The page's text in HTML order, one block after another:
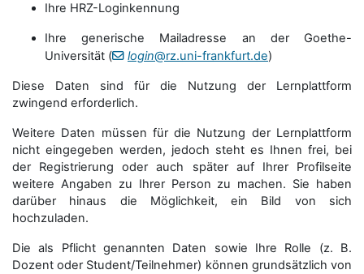
Ihre HRZ-Loginkennung
Ihre generische Mailadresse an der Goethe-
Universität (
login@rz.uni-frankfurt.de)
Diese Daten sind für die Nutzung der Lernplattform
zwingend erforderlich.
Weitere Daten müssen für die Nutzung der Lernplattform
nicht eingegeben werden, jedoch steht es Ihnen frei, bei
der Registrierung oder auch später auf Ihrer Profilseite
weitere Angaben zu Ihrer Person zu machen. Sie haben
darüber hinaus die Möglichkeit, ein Bild von sich
hochzuladen.
Die als Pflicht genannten Daten sowie Ihre Rolle (z. B.
Dozent oder Student/Teilnehmer) können grundsätzlich von